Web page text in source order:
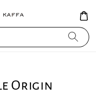
Origin